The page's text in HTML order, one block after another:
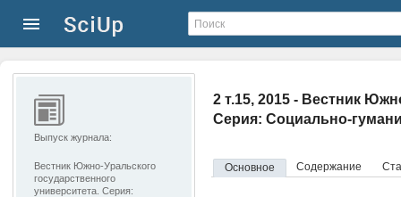
2 т.15, 2015 - Вестник
Серия: Социально-
Основное Содержание
Выпуск журнала:
Вестник Южно-Уральского
государственного
университета. Серия: